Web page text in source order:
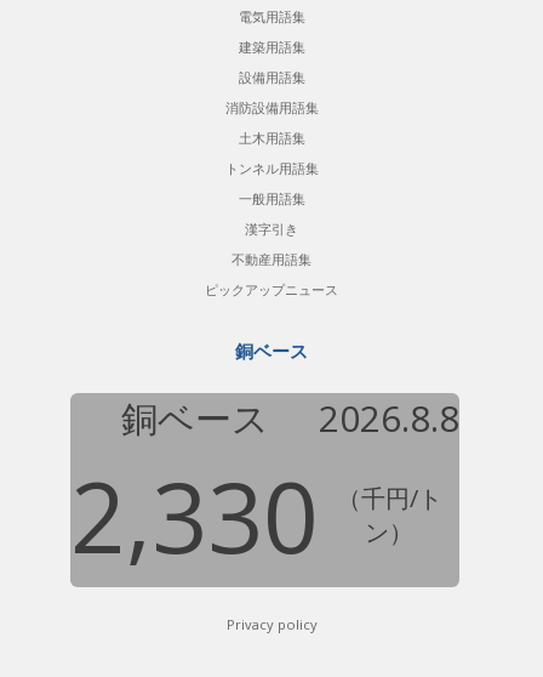
電気用語集
建築用語集
設備用語集
消防設備用語集
土木用語集
トンネル用語集
一般用語集
漢字引き
不動産用語集
ピックアップニュース
銅ベース
銅ベース 2026.8.8
2,330
（千円/ト
ン）
Privacy policy